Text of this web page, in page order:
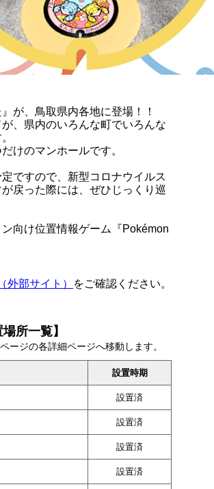
が、鳥取県内各地に登場！！
、県内のいろんな町でいろんな
けのマンホールです。
ですので、新型コロナウイルス
戻った際には、ぜひじっくり巡
向け位置情報ゲーム『Pokémon
外部サイト） をご確認ください。
所一覧】
ージの各詳細ページへ移動します。
設置時期
設置済
設置済
設置済
設置済